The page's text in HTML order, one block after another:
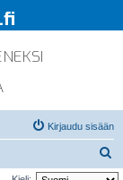
Kirjaudu sisään
t